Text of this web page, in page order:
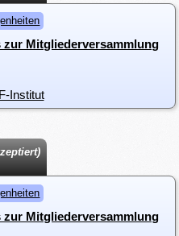
Mitgliederversammlung
Institut
Mitgliederversammlung